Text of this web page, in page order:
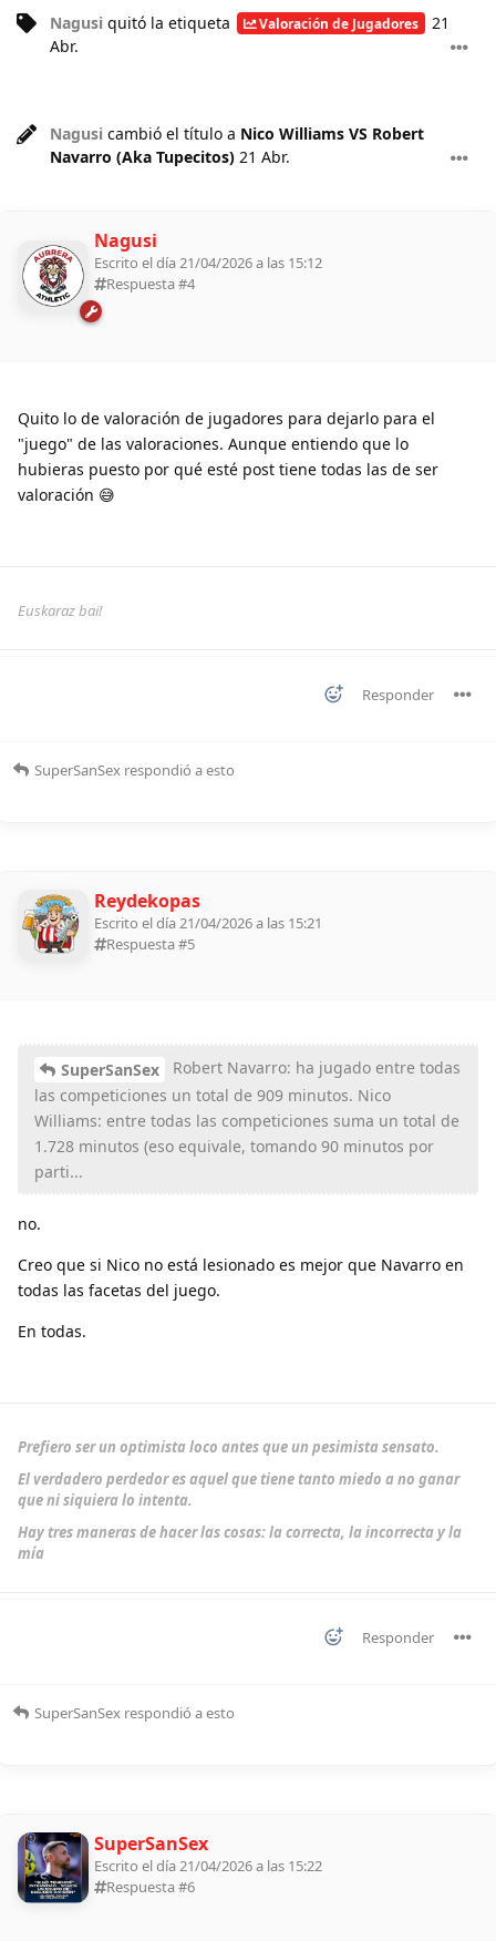
Nagusi quitó la etiqueta Valoración de Jugadores
21
Abr.
Nagusi cambió el título a Nico Williams VS Robert
Navarro (Aka Tupecitos) 21 Abr.
Nagusi
Escrito el día 21/04/2026 a las 15:12
Respuesta #4
Quito lo de valoración de jugadores para dejarlo para el
"juego" de las valoraciones. Aunque entiendo que lo
hubieras puesto por qué esté post tiene todas las de ser
valoración 😅
Euskaraz bai!
Responder
SuperSanSex respondió a esto
Reydekopas
Escrito el día 21/04/2026 a las 15:21
Respuesta #5
SuperSanSex
Robert Navarro: ha jugado entre todas
las competiciones un total de 909 minutos. Nico
Williams: entre todas las competiciones suma un total de
1.728 minutos (eso equivale, tomando 90 minutos por
parti...
no.
Creo que si Nico no está lesionado es mejor que Navarro en
todas las facetas del juego.
En todas.
Prefiero ser un optimista loco antes que un pesimista sensato.
El verdadero perdedor es aquel que tiene tanto miedo a no ganar
que ni siquiera lo intenta.
Hay tres maneras de hacer las cosas: la correcta, la incorrecta y la
mía
Responder
SuperSanSex respondió a esto
SuperSanSex
Escrito el día 21/04/2026 a las 15:22
Respuesta #6